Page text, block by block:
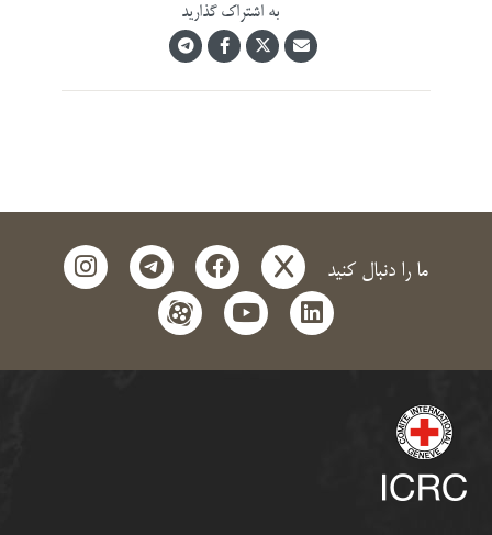
به اشتراک گذارید
ما را دنبال کنید x
facebook
telegram
instagram
linkedin
youtube
aparat